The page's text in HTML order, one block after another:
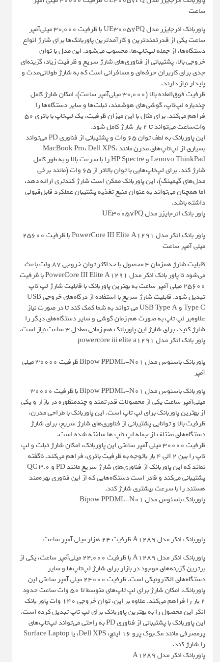
ساعت
پاوربانک انرجایزر مدل UE30057PQ با ظرفیت ۳۰,۰۰۰ میلی‌آمپر
ساعت یکی از قدرتمندترین و کارآمدترین پاوربانک‌ها برای شارژ انواع
دستگاه‌ها، از جمله لپ‌تاپ‌ها، محسوب می‌شود. این مدل با توان
خروجی بالا، پشتیبانی از فناوری‌های شارژ سریع و ظرفیت زیاد، گزینه‌ای
جدی برای کاربران حرفه‌ای و مسافرانی است که به شارژ طولانی‌مدت و
پایدار نیاز دارند.
ظرفیت فوق‌العاده بالا (۳۰,۰۰۰ میلی‌آمپر ساعت)، امکان شارژ کامل
چندباره لپ‌تاپ، گوشی‌های هوشمند، تبلت‌ها و سایر دستگاه‌ها را
فراهم می‌کند. برای مثال با این میزان ظرفیت، یک لپ‌تاپ با باتری ۵۰
وات‌ساعت می‌تواند تا ۲ بار شارژ کامل شود.
این پاوربانک به لطف توان ۶۵ وات و پشتیبانی از فناوری PD می‌تواند
بسیاری از لپ‌تاپ‌های مدرن مانند MacBook Pro، Dell XPS،
Lenovo ThinkPad و HP Spectre را با سرعت بالا و به طور کامل
شارژ کند. برای لپ‌تاپ‌هایی با توان بالاتر از ۶۵ وات (مانند برخی
مدل‌های گیمینگ)، این پاوربانک ممکن است شارژ کندتری ارائه دهد،
اما همچنان می‌تواند به عنوان منبع تغذیه پشتیبان عملکرد قابل‌قبولی
داشته باشد.
پاور بانک انرجایزر مدل UE30057PQ
پاور بانک انکر مدل PowerCore III Elite A1291 با ظرفیت 25600
میلی آمپر ساعت
قابلیت شارژ همزمان 4 محصول با حداکثر توان خروجی 87 وات باعث
می‌شود تا پاور بانک انکر مدل PowerCore III Elite A1291 با ظرفیت
25600 میلی آمپر ساعت به بهترین پاوربانک با قابلیت شارژ لپ تاپ
تبدیل شود. قابلیت شارژ سریع با استفاده از درگاه‌های خروجی USB
Type C و USB Type A می تواند به شما کمک کند تا در صورت نیاز
علاوه‌بر لپ تاپ به صورت هم زمان گوشی و سایر دستگاه‌های دیگر را
شارژ کنید. برای شارژ این پاوربانک هم زمانی معادل 3 ساعت نیاز است.
پاور بانک انکر مدل powercore iii elite a1291
پاوربانک باسئوس مدل Bipow PPDML-N01 ظرفیت 30000 میلی
آمپر
پاوربانک باسئوس مدل Bipow PPDML-N01 با ظرفیت 30000
میلی‌آمپر ساعت یکی از محصولات قدرتمند و چندمنظوره در بازار و یکی
از بهترین پاوربانک برای لپ تاپ است. این پاوربانک با طراحی مدرن،
ظرفیت بالا و توانایی پشتیبانی از فناوری‌های شارژ سریع، برای شارژ
دستگاه‌های مختلف از جمله لپ تاپ ها ساخته شده است.
ظرفیت 30000 میلی آمپر ساعتی این پاوربانک، امکان شارژ تبلت و لپ
تاپ را بین 2 الی 4 بار باتوجه به ظرفیت باتری، فراهم می‌کند. ناگفته
نماند که این پاوربانک از فناوری‌های شارژ سریع مانند PD و QC 3.0
پشتیبانی می‌کند و قادر است دستگاه‌هایی که از این فناوری بهره‌مند
هستند را با سرعت بیشتری شارژ کند.
پاوربانک باسئوس مدل Bipow PPDML-N01
پاوربانک انکر مدل A1289 ظرفیت 24 هزار میلی آمپر ساعت
پاوربانک انکر مدل A1289 با ظرفیت ۲۴,۰۰۰ میلی‌آمپر ساعت، یکی از
برترین گزینه‌های موجود در بازار برای شارژ لپ‌تاپ‌ها و سایر
دستگاه‌های الکترونیکی است. ظرفیت 24000 میلی آمپر ساعتی این
پاوربانک، امکان شارژ برای لپ تاپ‌های متوسط تا 50 وات ساعت حدود
2 بار را فراهم می‌کند. علاوه بر این، توان خروجی 140 وات پاور بانک
انکر این محصول را به بهترین پاوربانک برای لپ تاپ تبدیل کرده است.
این پاوربانک با پشتیبانی از فناوری PD به راحتی می‌تواند لپ‌تاپ‌های
پرمصرفی مانند مک‌بوک پرو ۱۶ اینچ، Dell XPS، یا Surface Laptop
را شارژ کند.
پاوربانک انکر مدل A1289